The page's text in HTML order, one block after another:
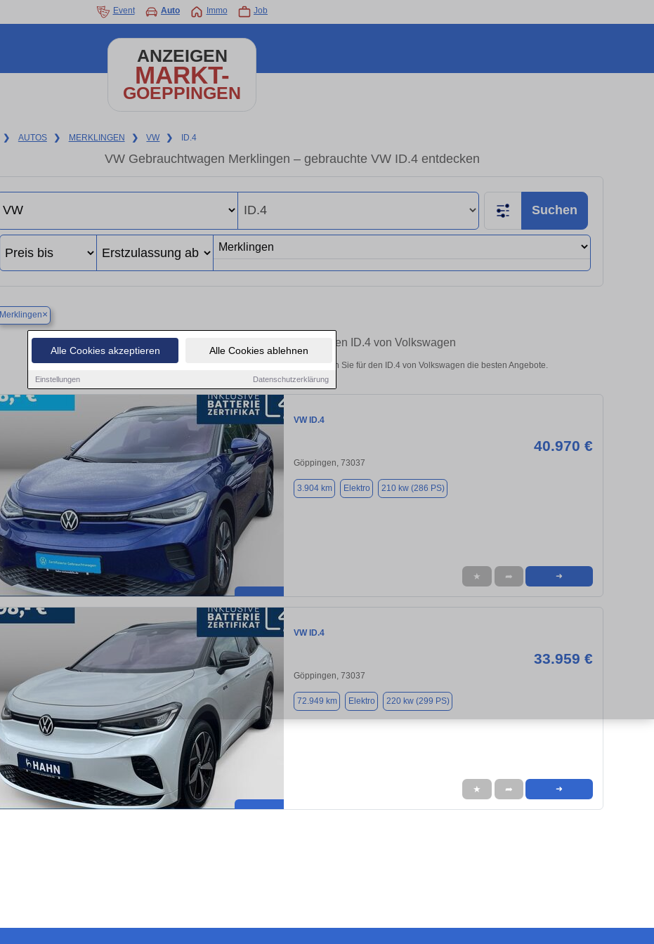
Alle Cookies akzeptieren Alle Cookies ablehnen
Einstellungen Datenschutzerklärung
Event Auto Immo Job
ANZEIGEN
MARKT-
GOEPPINGEN
❯ AUTOS ❯ MERKLINGEN ❯ VW ❯ ID.4
VW Gebrauchtwagen Merklingen – gebrauchte VW ID.4 entdecken
Suchen
Merklingen×
Finden Sie in Merklingen Ihren gebrauchten ID.4 von Volkswagen
Entdecken Sie in Merklingen gebrauchte VW ID.4 Gebrauchtwagen. Hier finden Sie für den ID.4 von Volkswagen die besten Angebote.
VW ID.4
40.970 €
Göppingen, 73037
3.904 km Elektro 210 kw (286 PS)
★ ➦ ➜
VW ID.4
33.959 €
Göppingen, 73037
72.949 km Elektro 220 kw (299 PS)
★ ➦ ➜